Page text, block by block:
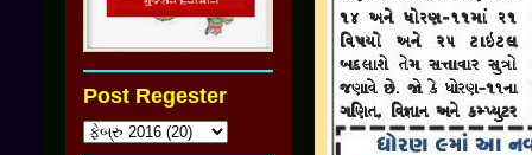
Post Regester